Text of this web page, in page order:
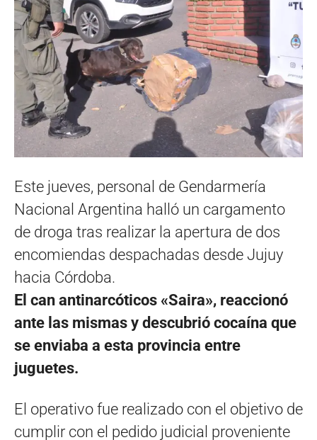
Este jueves, personal de Gendarmería
Nacional Argentina halló un cargamento
de droga tras realizar la apertura de dos
encomiendas despachadas desde Jujuy
hacia Córdoba.
El can antinarcóticos «Saira», reaccionó
ante las mismas y descubrió cocaína que
se enviaba a esta provincia entre
juguetes.
El operativo fue realizado con el objetivo de
cumplir con el pedido judicial proveniente